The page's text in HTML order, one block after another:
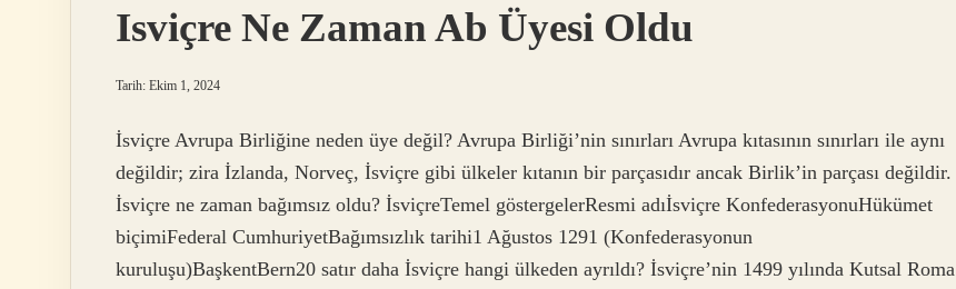
Isviçre Ne Zaman Ab Üyesi Oldu
Tarih: Ekim 1, 2024
İsviçre Avrupa Birliğine neden üye değil? Avrupa Birliği’nin sınırları Avrupa kıtasının sınırları ile aynı
değildir; zira İzlanda, Norveç, İsviçre gibi ülkeler kıtanın bir parçasıdır ancak Birlik’in parçası değildir.
İsviçre ne zaman bağımsız oldu? İsviçreTemel göstergelerResmi adıİsviçre KonfederasyonuHükümet
biçimiFederal CumhuriyetBağımsızlık tarihi1 Ağustos 1291 (Konfederasyonun
kuruluşu)BaşkentBern20 satır daha İsviçre hangi ülkeden ayrıldı? İsviçre’nin 1499 yılında Kutsal Roma